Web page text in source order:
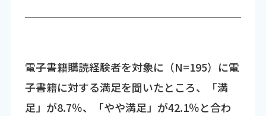
電子書籍購読経験者を対象に（N=195）に電
子書籍に対する満足を聞いたところ、「満
足」が8.7％、「やや満足」が42.1％と合わ